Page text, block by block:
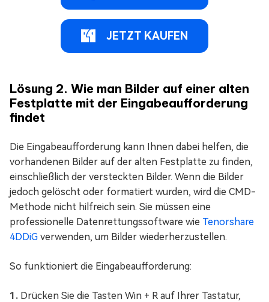
JETZT KAUFEN
Lösung 2. Wie man Bilder auf einer alten
Festplatte mit der Eingabeaufforderung
findet
Die Eingabeaufforderung kann Ihnen dabei helfen, die
vorhandenen Bilder auf der alten Festplatte zu finden,
einschließlich der versteckten Bilder. Wenn die Bilder
jedoch gelöscht oder formatiert wurden, wird die CMD-
Methode nicht hilfreich sein. Sie müssen eine
professionelle Datenrettungssoftware wie Tenorshare
4DDiG verwenden, um Bilder wiederherzustellen.
So funktioniert die Eingabeaufforderung:
Drücken Sie die Tasten Win + R auf Ihrer Tastatur,